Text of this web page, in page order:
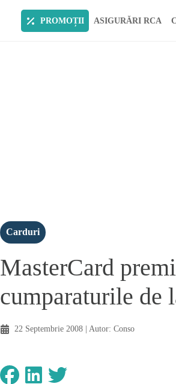
PROMOȚII ASIGURĂRI RCA
Carduri
MasterCard
cumparaturile de
22 Septembrie 2008| Autor: Conso